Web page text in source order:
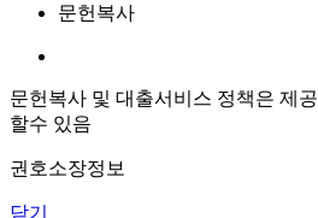
문헌복사
문헌복사 및 대출서비스 정책은 제
할수 있음
권호소장정보
닫기